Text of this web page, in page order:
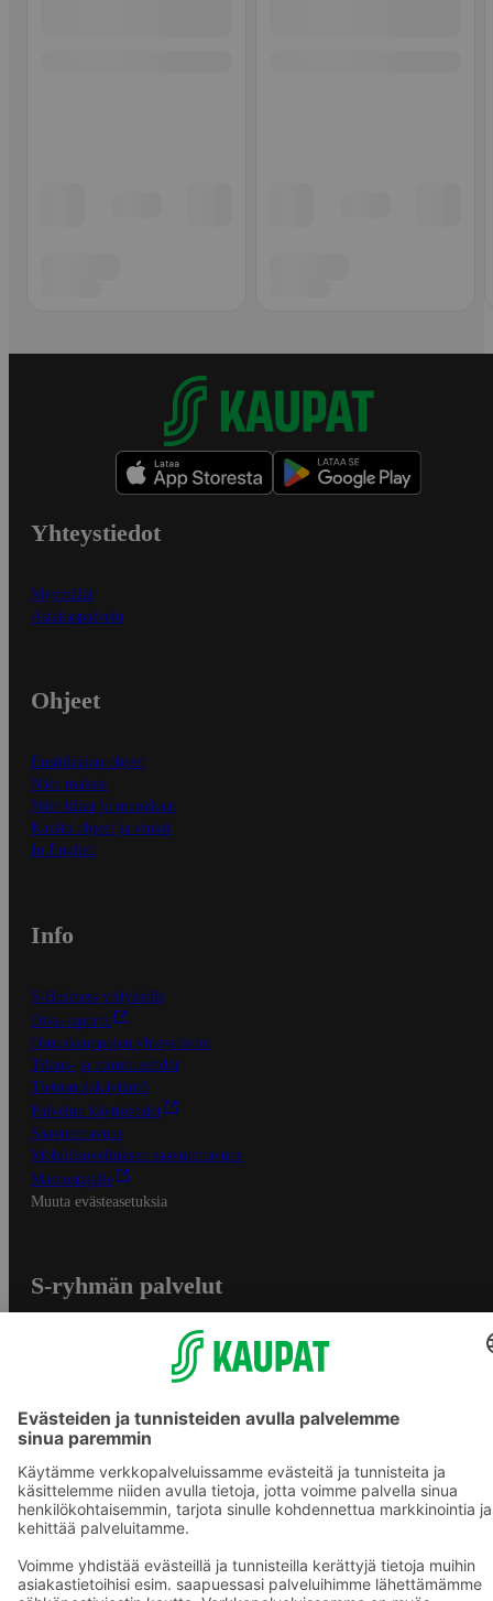
Yhteystiedot
Myymälät
Asiakaspalvelu
Ohjeet
Ensitilaajan ohjeet
Näin maksat
Näin tilaat ja muokkaat
Kaikki ohjeet ja vinkit
In English
Info
S-Business yrityksille
Oiva-raportit
Osuuskauppojen yhteystiedot
Tilaus- ja toimitusehdot
Tietosuojakäytäntö
Palvelun käyttöehdot
Saavutettavuus
Mobiilisovelluksen saavutettavuus
Mainostajalle
Muuta evästeasetuksia
S-ryhmän palvelut
S-ostoslista -sovellus
Prisma.fi
Sokos.fi
S-Pankki
Yhteishyvä
Raflaamo